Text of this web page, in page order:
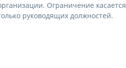
Ограничение касается
руководящих должностей.